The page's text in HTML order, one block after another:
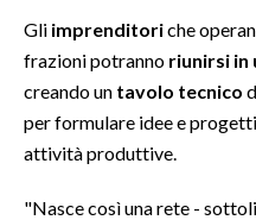
NOTIZIE
EVENTI
#CARAUNIONE
Gli imprenditoriche
frazioni potranno riunirsi in
creando un tavolo tecnico
per formulare idee e
attività produttive.
"Nasce così una rete -